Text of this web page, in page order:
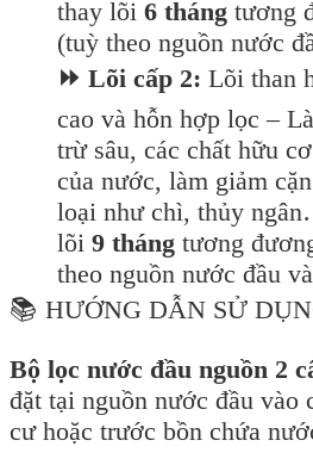
thay lõi 6 tháng tương
(tuỳ theo nguồn nước
⏩ Lõi cấp 2: Lõi than
cao và hỗn hợp lọc –
trừ sâu, các chất hữu
của nước, làm giảm
loại như chì, thủy
lõi 9 tháng tương
theo nguồn nước đầu
📚 HƯỚNG DẪN SỬ
Bộ lọc nước đầu nguồn 2
đặt tại nguồn nước đầu vào
cư hoặc trước bồn chứa